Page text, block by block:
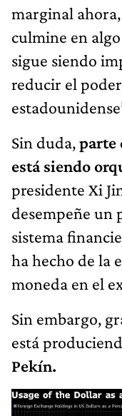
marginal
culmine en
sigue siendo
reducir el
Sin duda,parte
está siendo
presidente Xi
desempeñe un
sistema
ha hecho de la
moneda en el
Sin embargo,
está
Pekín.